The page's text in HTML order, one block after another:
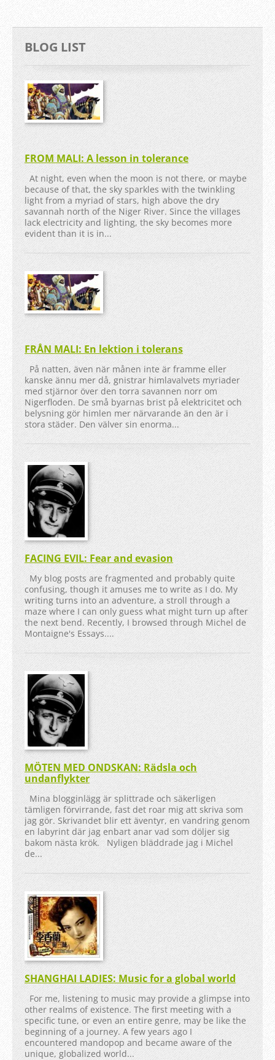
BLOG LIST
FROM MALI: A lesson in tolerance
At night, even when the moon is not there, or maybe
because of that, the sky sparkles with the twinkling
light from a myriad of stars, high above the dry
savannah north of the Niger River. Since the villages
lack electricity and lighting, the sky becomes more
evident than it is in...
FRÅN MALI: En lektion i tolerans
På natten, även när månen inte är framme eller
kanske ännu mer då, gnistrar himlavalvets myriader
med stjärnor över den torra savannen norr om
Nigerfloden. De små byarnas brist på elektricitet och
belysning gör himlen mer närvarande än den är i
stora städer. Den välver sin enorma...
FACING EVIL: Fear and evasion
My blog posts are fragmented and probably quite
confusing, though it amuses me to write as I do. My
writing turns into an adventure, a stroll through a
maze where I can only guess what might turn up after
the next bend. Recently, I browsed through Michel de
Montaigne's Essays....
MÖTEN MED ONDSKAN: Rädsla och
undanflykter
Mina blogginlägg är splittrade och säkerligen
tämligen förvirrande, fast det roar mig att skriva som
jag gör. Skrivandet blir ett äventyr, en vandring genom
en labyrint där jag enbart anar vad som döljer sig
bakom nästa krök. Nyligen bläddrade jag i Michel
de...
SHANGHAI LADIES: Music for a global world
For me, listening to music may provide a glimpse into
other realms of existence. The first meeting with a
specific tune, or even an entire genre, may be like the
beginning of a journey. A few years ago I
encountered mandopop and became aware of the
unique, globalized world...